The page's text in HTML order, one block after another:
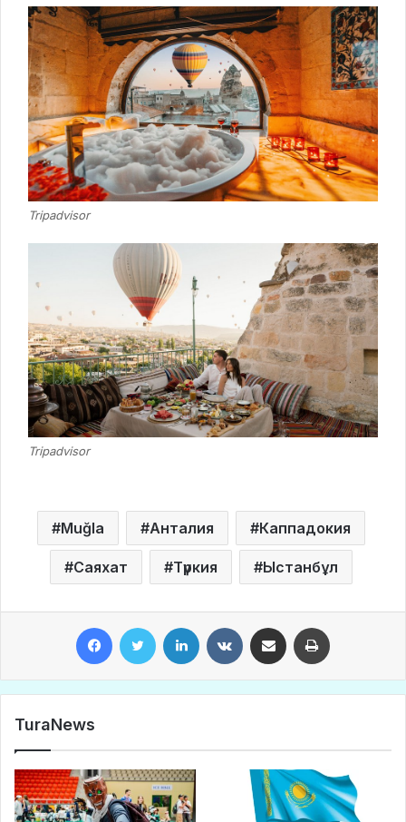
Tripadvisor
Tripadvisor
Muğla Анталия Каппадокия
Саяхат Түркия Ыстанбұл
TuraNews